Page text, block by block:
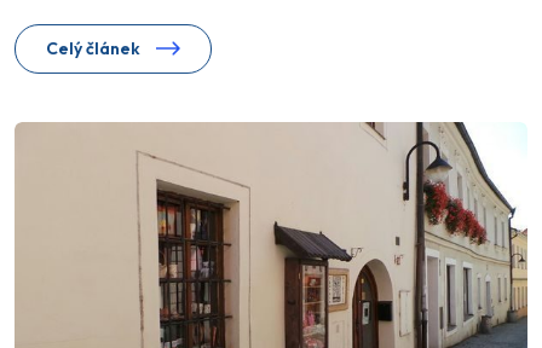
Celý článek